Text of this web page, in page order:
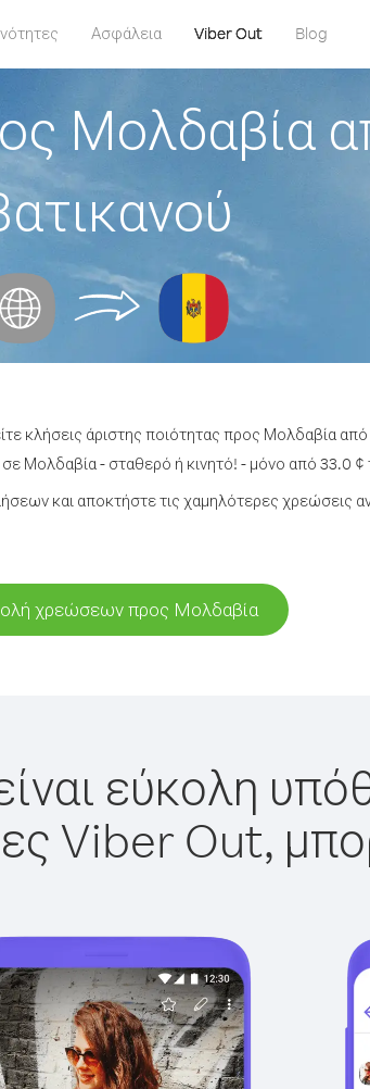
Ασφάλεια Viber Out Blog
Μολδαβία
κλήσεις άριστης ποιότητας προς Μολδαβία
Μολδαβία - σταθερό ή κινητό! - μόνο από 33.0 ¢
και αποκτήστε τις χαμηλότερες χρεώσεις
χρεώσεων προς Μολδαβία
εύκολη
Viber Out,